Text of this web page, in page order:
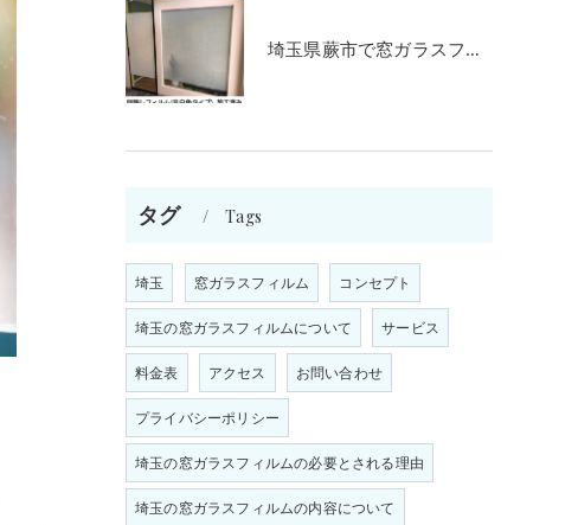
埼玉県蕨市で窓ガラスフィルム施工をお考えの方
タグ Tags
埼玉 窓ガラスフィルム コンセプト
埼玉の窓ガラスフィルムについて サービス
料金表 アクセス お問い合わせ
プライバシーポリシー
埼玉の窓ガラスフィルムの必要とされる理由
埼玉の窓ガラスフィルムの内容について